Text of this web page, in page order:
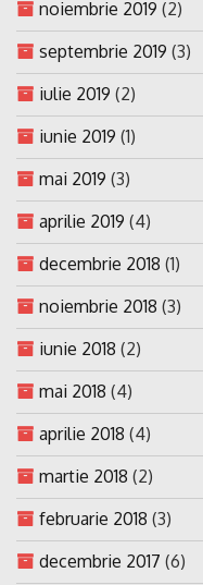
noiembrie 2019 (2)
septembrie 2019 (3)
iulie 2019 (2)
iunie 2019 (1)
mai 2019 (3)
aprilie 2019 (4)
decembrie 2018 (1)
noiembrie 2018 (3)
iunie 2018 (2)
mai 2018 (4)
aprilie 2018 (4)
martie 2018 (2)
februarie 2018 (3)
decembrie 2017 (6)